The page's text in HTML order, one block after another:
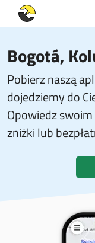
Bogotá,
Pobierz naszą
dojedziemy do
Opowiedz
zniżki lub